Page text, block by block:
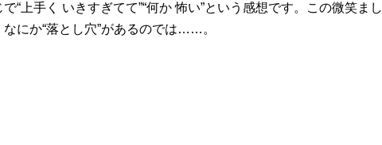
で 上手く いきすぎてて 何か 怖い という感想です。この微笑まし
なにか 落とし穴 があるのでは……。